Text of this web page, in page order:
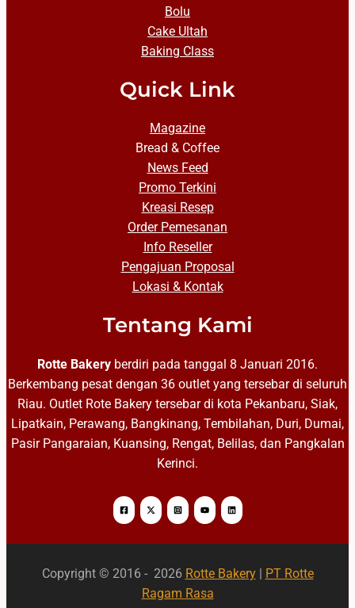
Bolu
Cake Ultah
Baking Class
Quick Link
Magazine
Bread & Coffee
News Feed
Promo Terkini
Kreasi Resep
Order Pemesanan
Info Reseller
Pengajuan Proposal
Lokasi & Kontak
Tentang Kami
Rotte Bakery berdiri pada tanggal 8 Januari 2016.
Berkembang pesat dengan 36 outlet yang tersebar di seluruh
Riau. Outlet Rote Bakery tersebar di kota Pekanbaru, Siak,
Lipatkain, Perawang, Bangkinang, Tembilahan, Duri, Dumai,
Pasir Pangaraian, Kuansing, Rengat, Belilas, dan Pangkalan
Kerinci.
Copyright © 2016 - 2026 Rotte Bakery| PT Rotte
Ragam Rasa